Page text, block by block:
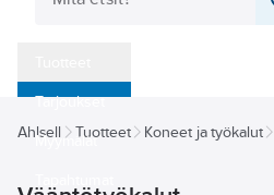
‎Tarjoukset
Myymälät
Ahlsell Tuotteet Koneet ja työkalut